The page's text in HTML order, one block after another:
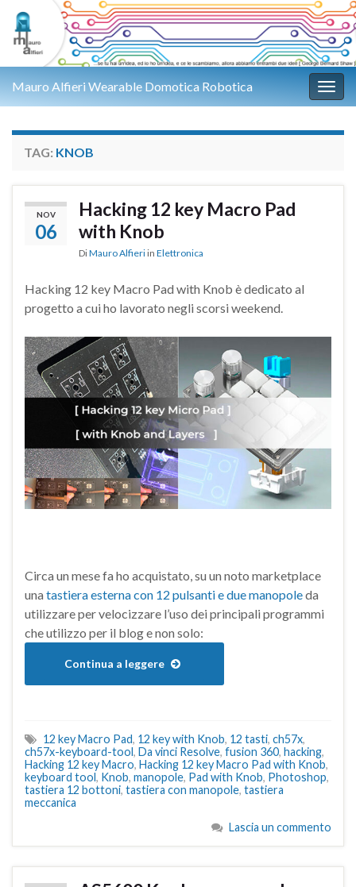
Mauro Alfieri Wearable Domotica Robotica
TAG: KNOB
NOV
06
Hacking 12 key Macro Pad
with Knob
DiMauro Alfieri in Elettronica
Hacking 12 key Macro Pad with Knob è dedicato al
progetto a cui ho lavorato negli scorsi weekend.
Circa un mese fa ho acquistato, su un noto marketplace
una tastiera esterna con 12 pulsanti e due manopoleda
utilizzare per velocizzare l’uso dei principali programmi
che utilizzo per il blog e non solo:
Continua a leggere
12 key Macro Pad, 12 key with Knob, 12 tasti, ch57x,
ch57x-keyboard-tool, Da vinci Resolve, fusion 360, hacking,
Hacking 12 key Macro, Hacking 12 key Macro Pad with Knob,
keyboard tool, Knob, manopole, Pad with Knob, Photoshop,
tastiera 12 bottoni, tastiera con manopole, tastiera
meccanica
Lascia un commento